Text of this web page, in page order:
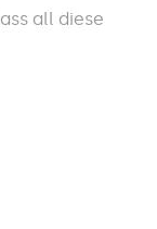
all diese